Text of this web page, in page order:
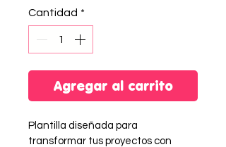
Cantidad *
Agregar al carrito
Plantilla diseñada para
transformar tus proyectos con